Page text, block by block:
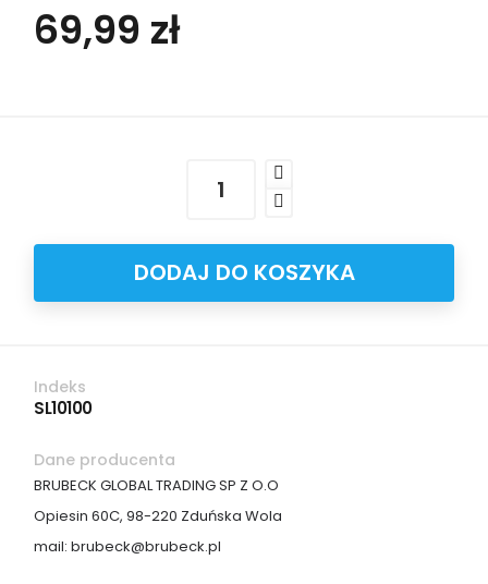
69,99 zł
DODAJ DO KOSZYKA
Indeks
SL10100
Dane producenta
BRUBECK GLOBAL TRADING SP Z O.O
Opiesin 60C, 98-220 Zduńska Wola
mail: brubeck@brubeck.pl